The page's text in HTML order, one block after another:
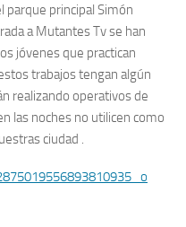
parque principal Simón
a Mutantes Tv se han
jóvenes que practican
trabajos tengan algún
realizando operativos de
las noches no utilicen como
ciudad .